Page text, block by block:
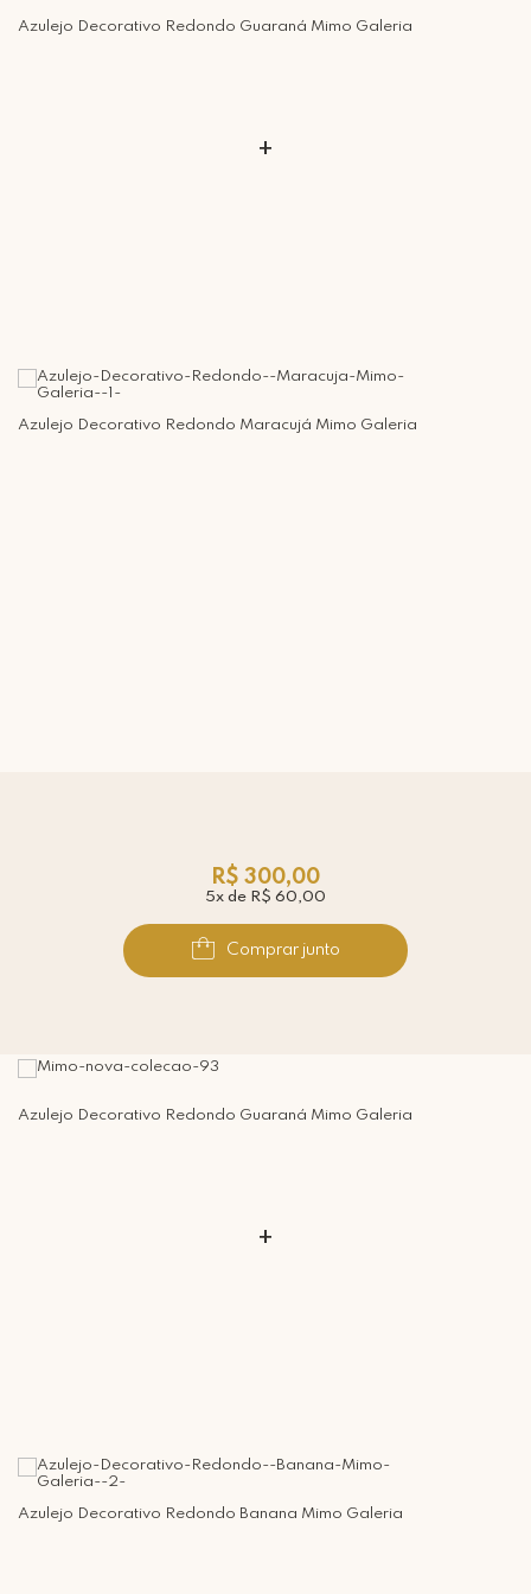
Que tal agendar um horário?
Azulejo Decorativo Redondo Guaraná Mimo Galeria
+
Azulejo Decorativo Redondo Maracujá Mimo Galeria
R$ 300,00
5x de R$ 60,00
Comprar junto
Azulejo Decorativo Redondo Guaraná Mimo Galeria
+
Azulejo Decorativo Redondo Banana Mimo Galeria